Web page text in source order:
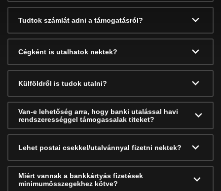
Tudtok számlát adni a támogatásról?
Cégként is utalhatok nektek?
Külföldről is tudok utalni?
Van-e lehetőség arra, hogy banki utalással havi
rendszerességgel támogassalak titeket?
Lehet postai csekkel/utalvánnyal fizetni nektek?
Miért vannak a bankkártyás fizetések
minimumösszegekhez kötve?